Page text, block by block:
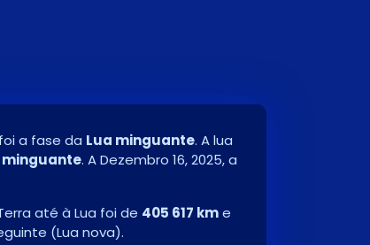
a fase da Lua minguante. A lua
minguante. ADezembro 16, 2025, a
até à Lua foi de 405 617 kme
(Lua nova).